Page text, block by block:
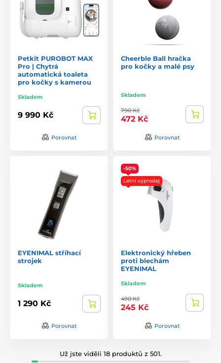
Petkit PUROBOT MAX
Pro | Chytrá
automatická toaleta
pro kočky s kamerou
Skladem
9 990 Kč
Porovnat
Cheerble Ball hračka
pro kočky a malé psy
Skladem
790 Kč
472 Kč
Porovnat
EYENIMAL stříhací
strojek
Skladem
1 290 Kč
Porovnat
-50%
Letní výprodej
Elektronický hřeben
proti blechám
EYENIMAL
Skladem
490 Kč
245 Kč
Porovnat
Už jste viděli 18 produktů z 501.